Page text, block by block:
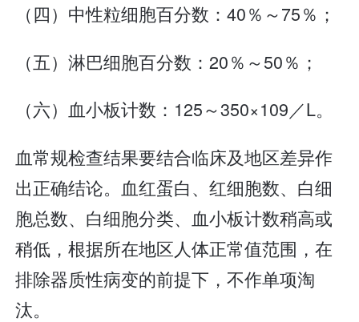
（四）中性粒细胞百分数：40％～75％；
（五）淋巴细胞百分数：20％～50％；
（六）血小板计数：125～350×109／L。
血常规检查结果要结合临床及地区差异作
出正确结论。血红蛋白、红细胞数、白细
胞总数、白细胞分类、血小板计数稍高或
稍低，根据所在地区人体正常值范围，在
排除器质性病变的前提下，不作单项淘
汰。